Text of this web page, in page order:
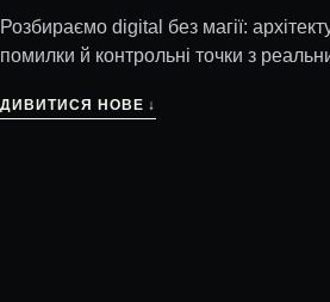
Розбираємо digital без магії:
помилки й контрольні точки з
ДИВИТИСЯ НОВЕ ↓